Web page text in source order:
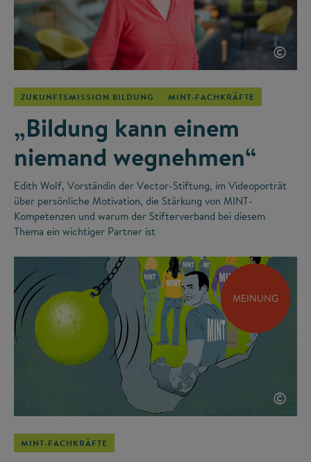
©
ZUKUNFTSMISSION BILDUNG MINT-FACHKRÄFTE
„Bildung kann einem
niemand wegnehmen“
Edith Wolf, Vorständin der Vector-Stiftung, im Videoporträt
über persönliche Motivation, die Stärkung von MINT-
Kompetenzen und warum der Stifterverband bei diesem
Thema ein wichtiger Partner ist
MEINUNG
©
MINT-FACHKRÄFTE